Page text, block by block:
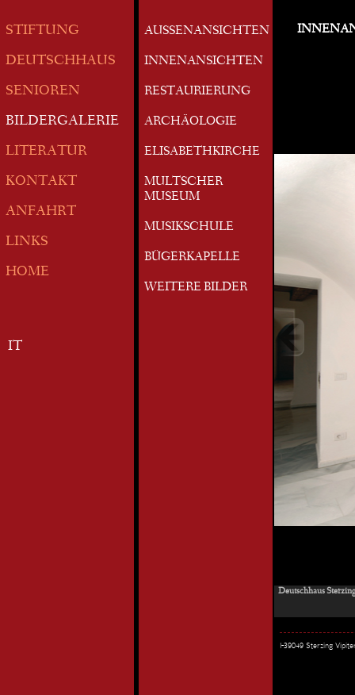
STIFTUNG
DEUTSCHHAUS
SENIOREN
BILDERGALERIE
LITERATUR
KONTAKT
ANFAHRT
LINKS
HOME
IT
AUSSENANSICHTEN
INNENANSICHTEN
RESTAURIERUNG
ARCHÄOLOGIE
ELISABETHKIRCHE
MULTSCHER
MUSEUM
MUSIKSCHULE
BÜGERKAPELLE
WEITERE BILDER
Deutschhaus
I-39049 Sterzing